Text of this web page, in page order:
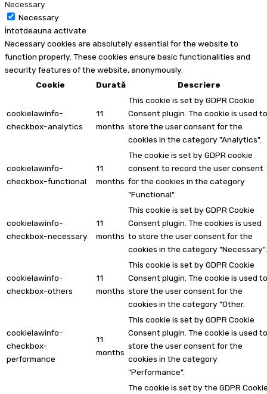
Necessary
Necessary
Întotdeauna activate
Necessary cookies are absolutely essential for the website to
function properly. These cookies ensure basic functionalities and
security features of the website, anonymously.
Cookie
Durată Descriere
cookielawinfo-
checkbox-analytics
11
months
This cookie is set by GDPR Cookie
Consent plugin. The cookie is used to
store the user consent for the
cookies in the category "Analytics".
cookielawinfo-
checkbox-functional
11
months
The cookie is set by GDPR cookie
consent to record the user consent
for the cookies in the category
"Functional".
cookielawinfo-
checkbox-necessary
11
months
This cookie is set by GDPR Cookie
Consent plugin. The cookies is used
to store the user consent for the
cookies in the category "Necessary".
cookielawinfo-
checkbox-others
11
months
This cookie is set by GDPR Cookie
Consent plugin. The cookie is used to
store the user consent for the
cookies in the category "Other.
cookielawinfo-
checkbox-
performance
11
months
This cookie is set by GDPR Cookie
Consent plugin. The cookie is used to
store the user consent for the
cookies in the category
"Performance".
The cookie is set by the GDPR